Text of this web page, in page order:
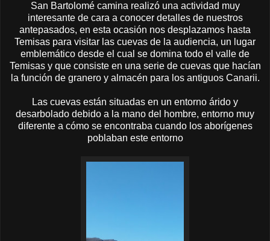
San Bartolomé camina realizó una actividad muy
interesante de cara a conocer detalles de nuestros
antepasados, en esta ocasión nos desplazamos hasta
Temisas para visitar las cuevas de la audiencia, un lugar
emblemático desde el cual se domina todo el valle de
Temisas y que consiste en una serie de cuevas que hacían
la función de granero y almacén para los antiguos Canarii.
Las cuevas están situadas en un entorno árido y
desarbolado debido a la mano del hombre, entorno muy
diferente a cómo se encontraba cuando los aborígenes
poblaban este entorno